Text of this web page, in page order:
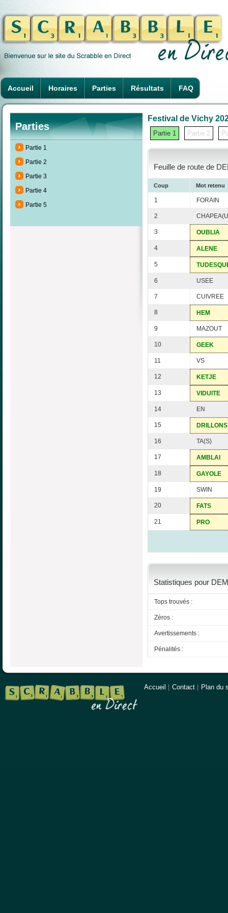
Accueil Horaires Parties Résultats FAQ
Parties
Partie 1
Partie 2
Partie 3
Partie 4
Partie 5
Festival de Vichy
Partie 1 Partie 2
Feuille de route de
Coup Mot retenu
1 FORAIN
2
3 OUBLIA
4 ALENE
5
6 USEE
7 CUIVREE
8 HEM
9 MAZOUT
10 GEEK
11 VS
12 KETJE
13 VIDUITE
14 EN
15 DRILLONS
16 TA(S)
17 AMBLAI
18 GAYOLE
19 SWIN
20 FATS
21 PRO
Statistiques pour
Tops trouvés :
Zéros :
Avertissements :
Pénalités :
Accueil Contact Plan du